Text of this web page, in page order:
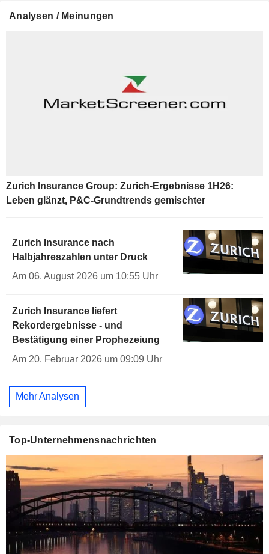
Analysen / Meinungen
Zurich Insurance Group: Zurich-Ergebnisse 1H26:
Leben glänzt, P&C-Grundtrends gemischter
Zurich Insurance nach
Halbjahreszahlen unter Druck
Am 06. August 2026 um 10:55 Uhr
Zurich Insurance liefert
Rekordergebnisse - und
Bestätigung einer Prophezeiung
Am 20. Februar 2026 um 09:09 Uhr
Mehr Analysen
Top-Unternehmensnachrichten